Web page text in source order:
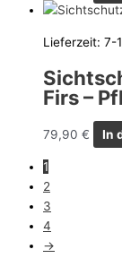
Lieferzeit: 7-
Firs –
79,90 € In
1
2
3
4
→